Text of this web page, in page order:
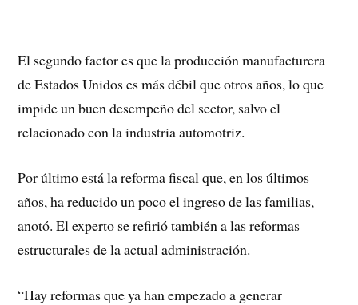
El segundo factor es que la producción manufacturera
de Estados Unidos es más débil que otros años, lo que
impide un buen desempeño del sector, salvo el
relacionado con la industria automotriz.
Por último está la reforma fiscal que, en los últimos
años, ha reducido un poco el ingreso de las familias,
anotó. El experto se refirió también a las reformas
estructurales de la actual administración.
“Hay reformas que ya han empezado a generar